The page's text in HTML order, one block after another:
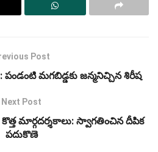
Post
మగబిడ్డకు జన్మనిచ్చిన శిరీష
Next Post
మార్గదర్శకాలు: స్వాగతించిన దీపిక
పదుకొణె